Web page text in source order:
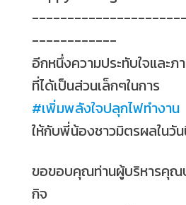
------------
อีกหนึ่งความประทับใจและภ
ที่ได้เป็นส่วนเล็กๆในการ
#เพิ่มพลังใจปลุกไฟทำงาน
ให้กับพี่น้องชาวมิตรผลในวัน
ขอขอบคุณท่านผู้บริหารคุณ
กิจ